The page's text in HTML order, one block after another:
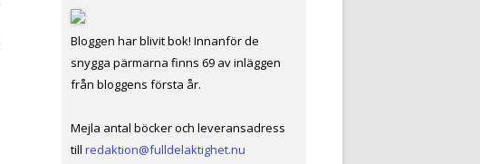
Bloggen har blivit bok! Innanför de
snygga pärmarna finns 69 av inläggen
från bloggens första år.
Mejla antal böcker och leveransadress
till redaktion@fulldelaktighet.nu